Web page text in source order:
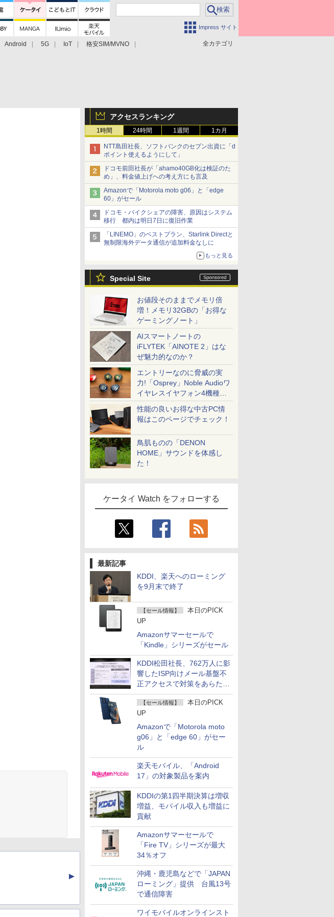
Impress サイト
全カテゴリ
Android 5G IoT
格安SIM/MVNO
アクセスランキング
1時間 24時間 1週間 1カ月
NTT島田社長、ソフトバンクのセブン出資に「d
ポイント使えるようにして」
ドコモ前田社長が「ahamo40GB化は検証のた
め」、料金値上げへの考え方にも言及
Amazonで「Motorola moto g06」と「edge
60」がセール
ドコモ・バイクシェアの障害、原因はシステム
移行 都内は明日7日に復旧作業
「LINEMO」のベストプラン、Starlink Directと
無制限海外データ通信が追加料金なしに
もっと見る
Special Site
お値段そのままでメモリ倍
増！メモリ32GBの「お得な
ゲーミングノート」
AIスマートノートの
iFLYTEK「AINOTE 2」はな
ぜ魅力的なのか？
エントリーなのに脅威の実
力!「Osprey」Noble Audioワ
イヤレスイヤフォン4機種を
一気に聴く
性能の良いお得な中古PC情
報はこのページでチェック！
鳥肌ものの「DENON
HOME」サウンドを体感し
た！
ケータイ Watch をフォローする
最新記事
KDDI、楽天へのローミング
を9月末で終了
【セール情報】
本日のPICK
UP
Amazonサマーセールで
「Kindle」シリーズがセール
KDDI松田社長、762万人に影
響したISP向けメール基盤不
正アクセスで対策をあらため
て説明
【セール情報】
本日のPICK
UP
Amazonで「Motorola moto
g06」と「edge 60」がセー
ル
楽天モバイル、「Android
17」の対象製品を案内
KDDIの第1四半期決算は増収
増益、モバイル収入も増益に
貢献
Amazonサマーセールで
「Fire TV」シリーズが最大
34％オフ
沖縄・鹿児島などで「JAPAN
ローミング」提供 台風13号
で通信障害
ワイモバイルオンラインスト
▲